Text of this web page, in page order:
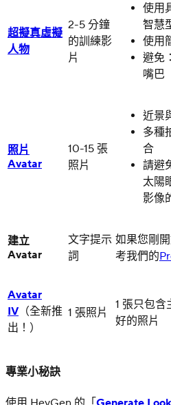
超擬真虛擬
人物
2-5 分鐘
的訓練影
片
使用
智慧
使用
避免
嘴巴
照片
Avatar
10-15 張
照片
近景
多種
合
請避
太陽
影像
建立
Avatar
文字提示
詞
如果您剛
考我們的
Avatar
IV （全新推
出！）
1 張照片
1 張只包含
好的照片
專業小秘訣